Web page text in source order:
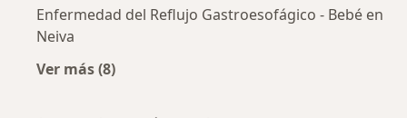
Enfermedad del Reflujo Gastroesofágico - Bebé en
Neiva
Ver más (8)